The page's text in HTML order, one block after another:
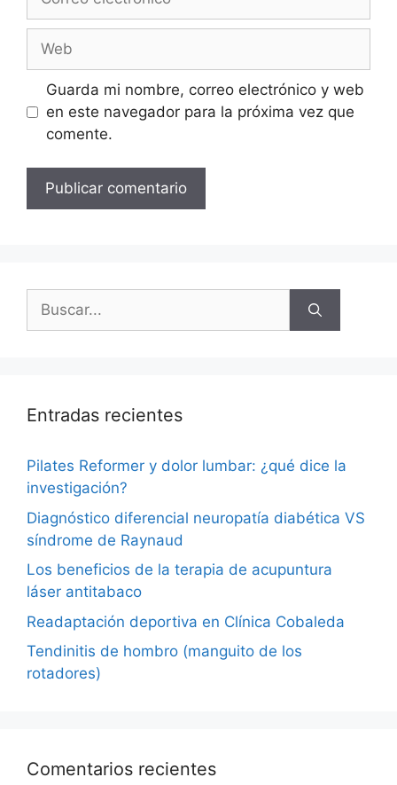
electrónico
Guarda mi nombre, correo electrónico y web
en este navegador para la próxima vez que
comente.
Buscar:
Entradas recientes
Pilates Reformer y dolor lumbar: ¿qué dice la
investigación?
Diagnóstico diferencial neuropatía diabética VS
síndrome de Raynaud
Los beneficios de la terapia de acupuntura
láser antitabaco
Readaptación deportiva en Clínica Cobaleda
Tendinitis de hombro (manguito de los
rotadores)
Comentarios recientes